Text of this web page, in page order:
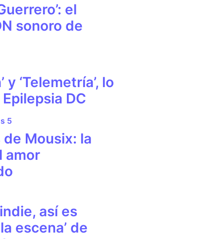
el
sonoro de
y ‘Telemetría’, lo
DC
Mousix: la
amor
así es
escena’ de